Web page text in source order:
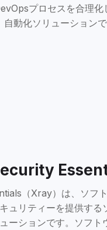
プロセスを合理化
自動化ソリューションで
（Xray）は、ソフ
ュリティーを提供する
ーションです。ソフト